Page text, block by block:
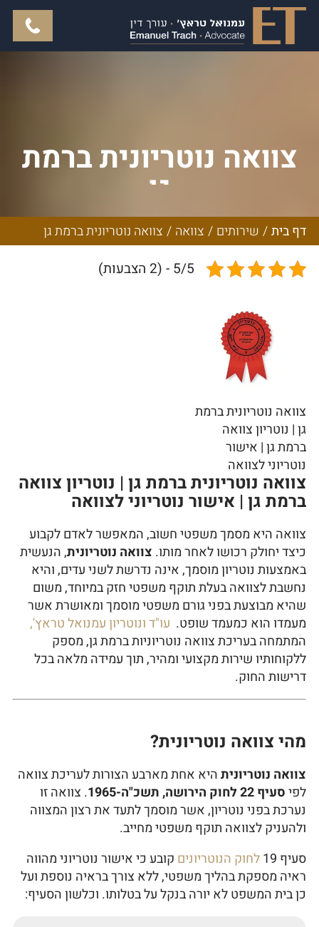
צוואה נוטריונית ברמת
גן
דף בית/ שירותים / צוואה / צוואה נוטריונית ברמת גן
5/5 - (2 הצבעות)
צוואה נוטריונית ברמת
גן | נוטריון צוואה
ברמת גן | אישור
נוטריוני לצוואה
צוואה נוטריונית ברמת גן | נוטריון צוואה
ברמת גן | אישור נוטריוני לצוואה
צוואה היא מסמך משפטי חשוב, המאפשר לאדם לקבוע
כיצד יחולק רכושו לאחר מותו. צוואה נוטריונית, הנעשית
באמצעות נוטריון מוסמך, אינה נדרשת לשני עדים, והיא
נחשבת לצוואה בעלת תוקף משפטי חזק במיוחד, משום
שהיא מבוצעת בפני גורם משפטי מוסמך ומאושרת אשר
מעמדו הוא כמעמד שופט. עו"ד ונוטריון עמנואל טראץ',
המתמחה בעריכת צוואה נוטריוניות ברמת גן, מספק
ללקוחותיו שירות מקצועי ומהיר, תוך עמידה מלאה בכל
דרישות החוק.
מהי צוואה נוטריונית?
צוואה נוטריוניתהיא אחת מארבע הצורות לעריכת צוואה
לפיסעיף 22 לחוק הירושה, תשכ"ה-1965
. צוואה זו
נערכת בפני נוטריון, אשר מוסמך לתעד את רצון המצווה
ולהעניק לצוואה תוקף משפטי מחייב.
סעיף 19
לחוק הנוטריונים קובע כי אישור נוטריוני מהווה
ראיה מספקת בהליך משפטי, ללא צורך בראיה נוספת ועל
כן בית המשפט לא יורה בנקל על בטלותו. וכלשון הסעיף: